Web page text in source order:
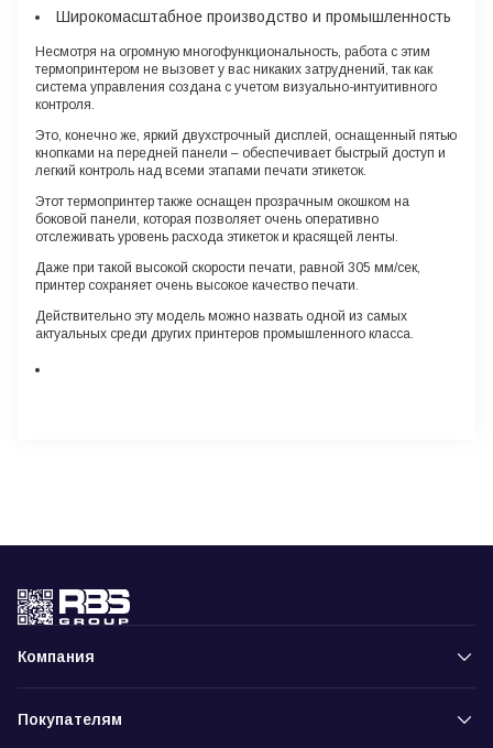
Широкомасштабное производство и промышленность
Несмотря на огромную многофункциональность, работа с этим
термопринтером не вызовет у вас никаких затруднений, так как
система управления создана с учетом визуально-интуитивного
контроля.
Это, конечно же, яркий двухстрочный дисплей, оснащенный пятью
кнопками на передней панели – обеспечивает быстрый доступ и
легкий контроль над всеми этапами печати этикеток.
Этот термопринтер также оснащен прозрачным окошком на
боковой панели, которая позволяет очень оперативно
отслеживать уровень расхода этикеток и красящей ленты.
Даже при такой высокой скорости печати, равной 305 мм/сек,
принтер сохраняет очень высокое качество печати.
Действительно эту модель можно назвать одной из самых
актуальных среди других принтеров промышленного класса.
Компания
Покупателям